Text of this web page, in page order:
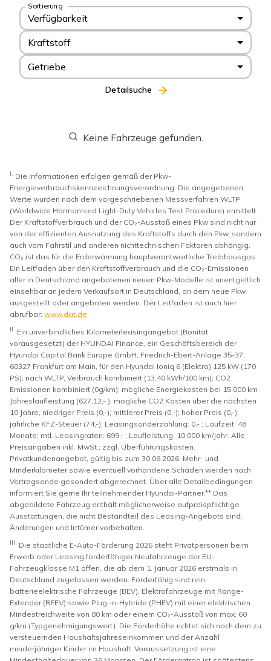
Sortierung
Verfügbarkeit
Kraftstoff
Getriebe
Detailsuche
Keine Fahrzeuge gefunden.
I. Die Informationen erfolgen gemäß der Pkw-
Energieverbrauchskennzeichnungsverordnung. Die angegebenen
Werte wurden nach dem vorgeschriebenen Messverfahren WLTP
(Worldwide Harmonised Light-Duty Vehicles Test Procedure) ermittelt.
Der Kraftstoffverbrauch und der CO₂-Ausstoß eines Pkw sind nicht nur
von der effizienten Ausnutzung des Kraftstoffs durch den Pkw, sondern
auch vom Fahrstil und anderen nichttechnischen Faktoren abhängig.
CO₂ ist das für die Erderwärmung hauptverantwortliche Treibhausgas.
Ein Leitfaden über den Kraftstoffverbrauch und die CO₂-Emissionen
aller in Deutschland angebotenen neuen Pkw-Modelle ist unentgeltlich
einsehbar an jedem Verkaufsort in Deutschland, an dem neue Pkw
ausgestellt oder angeboten werden. Der Leitfaden ist auch hier
abrufbar: www.dat.de
II. Ein unverbindliches Kilometerleasingangebot (Bonität
vorausgesetzt) der HYUNDAI Finance, ein Geschäftsbereich der
Hyundai Capital Bank Europe GmbH, Friedrich-Ebert-Anlage 35-37,
60327 Frankfurt am Main, für den Hyundai Ioniq 6 (Elektro) 125 kW (170
PS); nach WLTP, Verbrauch kombiniert (13,40 kWh/100 km); CO2
Emissionen kombiniert (0g/km); mögliche Energiekosten bei 15.000 km
Jahreslaufleistung (627,12,- ); mögliche CO2 Kosten über die nächsten
10 Jahre, niedriger Preis (0,-); mittlerer Preis (0,-); hoher Preis (0,-);
jährliche KFZ-Steuer (74,-); Leasingsonderzahlung: 0,- ; Laufzeit: 48
Monate; mtl. Leasingraten: 699,- ; Laufleistung: 10.000 km/Jahr. Alle
Preisangaben inkl. MwSt.; zzgl. Überführungskosten.
Privatkundenangebot, gültig bis zum 30.06.2026. Mehr- und
Minderkilometer sowie eventuell vorhandene Schäden werden nach
Vertragsende gesondert abgerechnet. Über alle Detailbedingungen
informiert Sie gerne Ihr teilnehmender Hyundai-Partner.** Das
abgebildete Fahrzeug enthält möglicherweise aufpreispflichtige
Ausstattungen, die nicht Bestandteil des Leasing-Angebots sind.
Änderungen und Irrtümer vorbehalten.
III. Die staatliche E-Auto-Förderung 2026 steht Privatpersonen beim
Erwerb oder Leasing förderfähiger Neufahrzeuge der EU-
Fahrzeugklasse M1 offen, die ab dem 1. Januar 2026 erstmals in
Deutschland zugelassen werden. Förderfähig sind rein
batterieelektrische Fahrzeuge (BEV), Elektrofahrzeuge mit Range-
Extender (REEV) sowie Plug-in-Hybride (PHEV) mit einer elektrischen
Mindestreichweite von 80 km oder einem CO₂-Ausstoß von max. 60
g/km (Typgenehmigungswert). Die Förderhöhe richtet sich nach dem zu
versteuernden Haushaltsjahreseinkommen und der Anzahl
minderjähriger Kinder im Haushalt. Voraussetzung ist eine